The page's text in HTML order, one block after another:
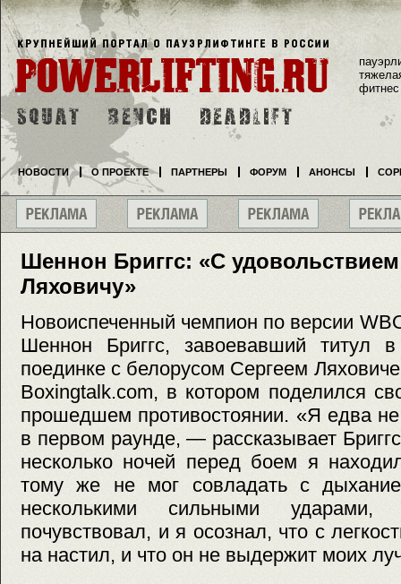
Шеннон Бриггс: «С
Ляховичу»
Новоиспеченный чемпион по версии
Шеннон Бриггс, завоевавший титул
поединке с белорусом Сергеем
Boxingtalk.com, в котором поделился
прошедшем противостоянии. «Я едва не
в первом раунде, — рассказывает
несколько ночей перед боем я
тому же не мог совладать с
несколькими сильными
почувствовал, и я осознал, что с
на настил, и что он не выдержит моих
фитнес
НОВОСТИ О ПРОЕКТЕ ПАРТНЕРЫ ФОРУМ АНОНСЫ